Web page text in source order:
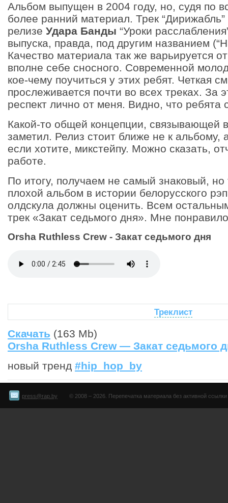
Альбом выпущен в 2004 году, но, судя по
более ранний материал. Трек
релизе Удара Банды “Уроки
выпуска, правда, под другим названием
Качество материала так же варьируется
вполне себе сносного. Современной
кое-чему поучиться у этих ребят. Четкая
прослеживается почти во всех треках. За
респект лично от меня. Видно, что ребята
Какой-то общей концепции, связывающей
заметил. Релиз стоит ближе не к альбому,
если хотите, микстейпу. Можно сказать,
работе.
По итогу, получаем не самый знаковый,
плохой альбом в истории белорусского
олдскула должны оценить. Всем
трек «Закат седьмого дня». Мне
Orsha Ruthless Crew - Закат седьмого дня
Треклист
Скачать (163 Mb)
Orsha Ruthless Crew — Закат седьмого
новый тренд #hip_hop_by
press@rap.by © 2008 – 2026. Перепечатка материала без активной